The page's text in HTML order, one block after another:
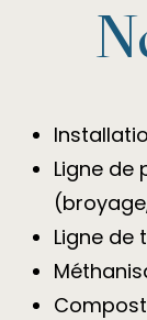
Ligne de
Ligne